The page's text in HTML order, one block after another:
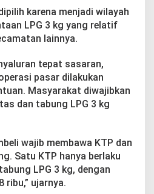
karena menjadi wilayah
LPG 3 kg yang relatif
lainnya.
tepat sasaran,
pasar dilakukan
Masyarakat diwajibkan
dan tabung LPG 3 kg
wajib membawa KTP dan
Satu KTP hanya berlaku
LPG 3 kg, dengan
ribu,” ujarnya.